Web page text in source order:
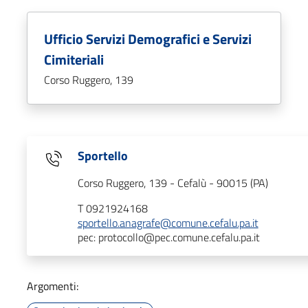
Ufficio Servizi Demografici e Servizi
Cimiteriali
Corso Ruggero, 139
Sportello
Corso Ruggero, 139 - Cefalù - 90015 (PA)
T 0921924168
sportello.anagrafe@comune.cefalu.pa.it
pec: protocollo@pec.comune.cefalu.pa.it
Argomenti: